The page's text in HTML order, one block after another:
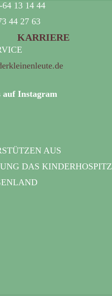
KARRIERE
64 13 14 44
44 27 63
auf Instagram
AUS
DAS KINDERHOSPITZ